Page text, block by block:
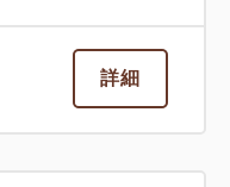
詳細